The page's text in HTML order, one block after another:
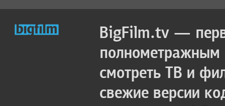
BigFilm.tv —
полнометражным
смотреть ТВ и
свежие версии